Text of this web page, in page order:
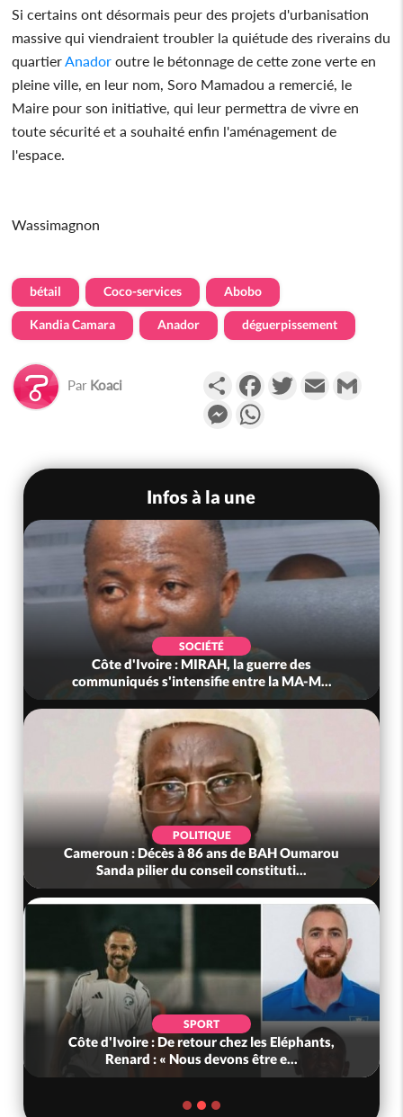
Si certains ont désormais peur des projets d'urbanisation
massive qui viendraient troubler la quiétude des riverains du
quartier Anador outre le bétonnage de cette zone verte en
pleine ville, en leur nom, Soro Mamadou a remercié, le
Maire pour son initiative, qui leur permettra de vivre en
toute sécurité et a souhaité enfin l'aménagement de
l'espace.
Wassimagnon
bétail Coco-services Abobo
Kandia Camara Anador déguerpissement
Par Koaci PartagerFacebookTwitterEmail
Messenger
Infos à la une
SOCIÉTÉ
Côte d'Ivoire : MIRAH, la guerre des
communiqués s'intensifie entre la MA-M...
POLITIQUE
Cameroun : Décès à 86 ans de BAH Oumarou
Sanda pilier du conseil constituti...
SPORT
Côte d'Ivoire : De retour chez les Eléphants,
Renard : « Nous devons être e...